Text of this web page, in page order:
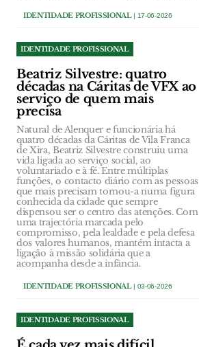
IDENTIDADE PROFISSIONAL| 17-06-2026
IDENTIDADE PROFISSIONAL
Beatriz Silvestre: quatro
décadas na Cáritas de VFX ao
serviço de quem mais
precisa
Natural de Alenquer e funcionária há
quatro décadas da Cáritas de Vila Franca
de Xira, Beatriz Silvestre construiu uma
vida ligada ao serviço social, ao
voluntariado e à fé. Entre múltiplas
funções, o contacto diário com as pessoas
que mais precisam tornou-a numa figura
conhecida da cidade que sempre
dispensou ser o centro das atenções. Com
uma trajectória marcada pelo
compromisso, pela lealdade e pela defesa
dos valores humanos, mantém intacta a
ligação à missão solidária que a
acompanha desde a infância.
IDENTIDADE PROFISSIONAL| 03-06-2026
IDENTIDADE PROFISSIONAL